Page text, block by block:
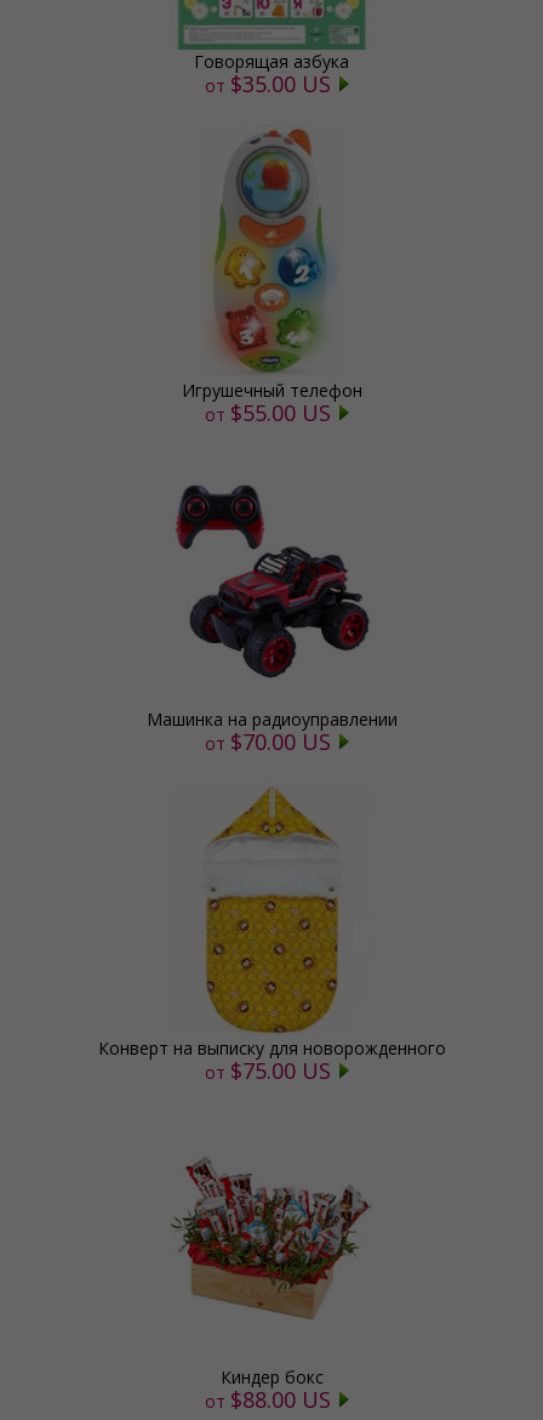
Говорящая азбука
от $35.00 US
Игрушечный телефон
от $55.00 US
Машинка на радиоуправлении
от $70.00 US
Конверт на выписку для новорожденного
от $75.00 US
Киндер бокс
от $88.00 US